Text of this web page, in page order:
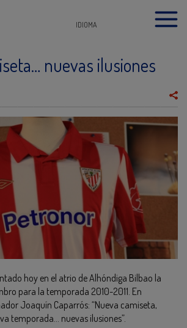
IDIOMA
nuevas ilusiones
hoy en el atrio de Alhóndiga Bilbao la
para la temporada 2010-2011. En
Joaquín Caparrós: “Nueva camiseta,
temporada… nuevas ilusiones”.